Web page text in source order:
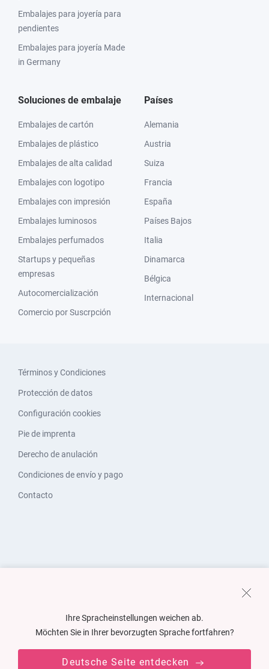
Embalajes para joyería para
pendientes
Embalajes para joyería Made
in Germany
Soluciones de embalaje
Embalajes de cartón
Embalajes de plástico
Embalajes de alta calidad
Embalajes con logotipo
Embalajes con impresión
Embalajes luminosos
Embalajes perfumados
Startups y pequeñas
empresas
Autocomercialización
Comercio por Suscrpción
Países
Alemania
Austria
Suiza
Francia
España
Países Bajos
Italia
Dinamarca
Bélgica
Internacional
Términos y Condiciones
Protección de datos
Configuración cookies
Pie de imprenta
Derecho de anulación
Condiciones de envío y pago
Contacto
Ihre Spracheinstellungen weichen ab.
Möchten Sie in Ihrer bevorzugten Sprache fortfahren?
Deutsche Seite entdecken